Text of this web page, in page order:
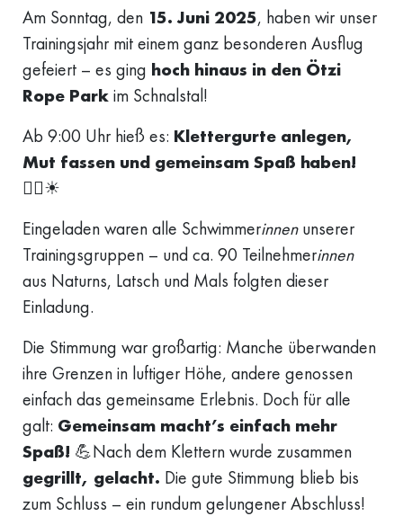
Am Sonntag, den 15. Juni 2025, haben wir unser
Trainingsjahr mit einem ganz besonderen Ausflug
gefeiert – es ging hoch hinaus in den Ötzi
Rope Park im Schnalstal!
Ab 9:00 Uhr hieß es: Klettergurte anlegen,
Mut fassen und gemeinsam Spaß haben!
🧗‍♀☀
Eingeladen waren alle Schwimmerinnen unserer
Trainingsgruppen – und ca. 90 Teilnehmerinnen
aus Naturns, Latsch und Mals folgten dieser
Einladung.
Die Stimmung war großartig: Manche überwanden
ihre Grenzen in luftiger Höhe, andere genossen
einfach das gemeinsame Erlebnis. Doch für alle
galt: Gemeinsam macht’s einfach mehr
Spaß! 💪Nach dem Klettern wurde zusammen
gegrillt, gelacht. Die gute Stimmung blieb bis
zum Schluss – ein rundum gelungener Abschluss!